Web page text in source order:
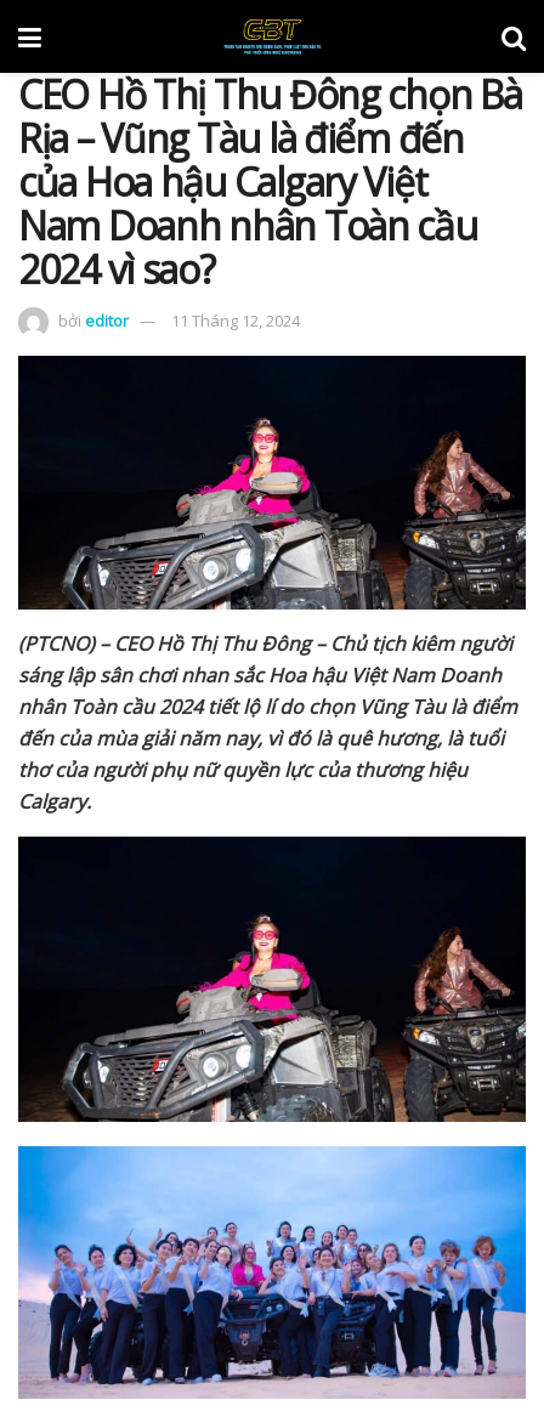
CEO Hồ Thị Thu Đông chọn Bà
Rịa – Vũng Tàu là điểm đến
của Hoa hậu Calgary Việt
Nam Doanh nhân Toàn cầu
2024 vì sao?
bởi editor 11 Tháng 12, 2024
(PTCNO) – CEO Hồ Thị Thu Đông – Chủ tịch kiêm người
sáng lập sân chơi nhan sắc Hoa hậu Việt Nam Doanh
nhân Toàn cầu 2024 tiết lộ lí do chọn Vũng Tàu là điểm
đến của mùa giải năm nay, vì đó là quê hương, là tuổi
thơ của người phụ nữ quyền lực của thương hiệu
Calgary.